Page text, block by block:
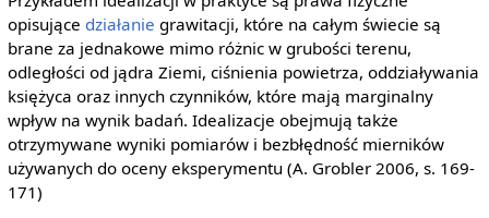
opisujące działanie grawitacji, które na całym świecie są
brane za jednakowe mimo różnic w grubości terenu,
odległości od jądra Ziemi, ciśnienia powietrza, oddziaływania
księżyca oraz innych czynników, które mają marginalny
wpływ na wynik badań. Idealizacje obejmują także
otrzymywane wyniki pomiarów i bezbłędność mierników
używanych do oceny eksperymentu (A. Grobler 2006, s. 169-
171)